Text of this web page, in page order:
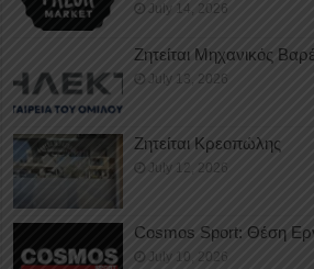
July 14, 2026
Ζητείται Μηχανικός
July 13, 2026
Ζητείται Κρεοπώλης
July 12, 2026
Cosmos Sport: Θέση
July 10, 2026